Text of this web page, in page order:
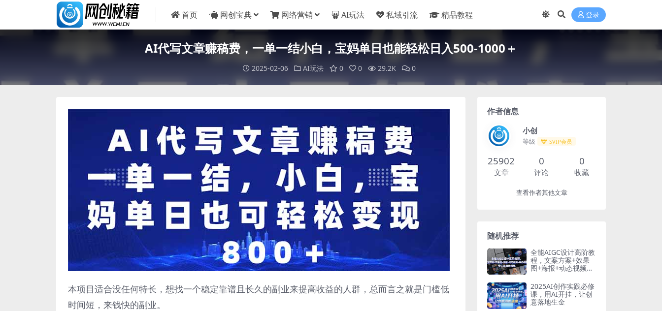
首页 网创宝典 网络营销 AI玩法 私域引流 精品教程 登录
AI代写文章赚稿费，一单一结小白，宝妈单日也能轻松日入500-1000＋
2025-02-06 AI玩法 0 0 29.2K 0
本项目适合没任何特长，想找一个稳定靠谱且长久的副业来提高收益的人群，总而言之就是门槛低
时间短，来钱快的副业。
作者信息
小创
等级 SVIP会员
25902
文章
0
评论
0
收藏
查看作者其他文章
随机推荐
全能AIGC设计高阶教
程，文案方案+效果
图+海报+动态视频
落地带练
2025AI创作实践必修
课，用AI开挂，让创
意落地生金